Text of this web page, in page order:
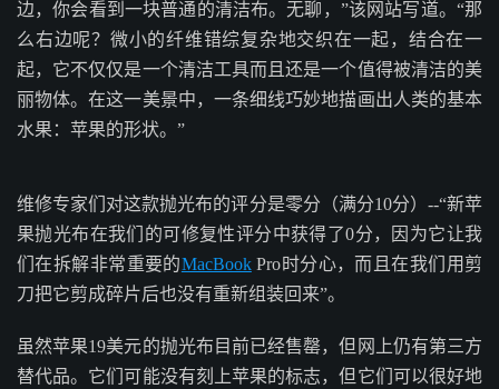
边，你会看到一块普通的清洁布。无聊，”该网站写道。“那
么右边呢？微小的纤维错综复杂地交织在一起，结合在一
起，它不仅仅是一个清洁工具而且还是一个值得被清洁的美
丽物体。在这一美景中，一条细线巧妙地描画出人类的基本
水果：苹果的形状。”
维修专家们对这款抛光布的评分是零分（满分10分）--“新苹
果抛光布在我们的可修复性评分中获得了0分，因为它让我
们在拆解非常重要的MacBookPro时分心，而且在我们用剪
刀把它剪成碎片后也没有重新组装回来”。
虽然苹果19美元的抛光布目前已经售罄，但网上仍有第三方
替代品。它们可能没有刻上苹果的标志，但它们可以很好地